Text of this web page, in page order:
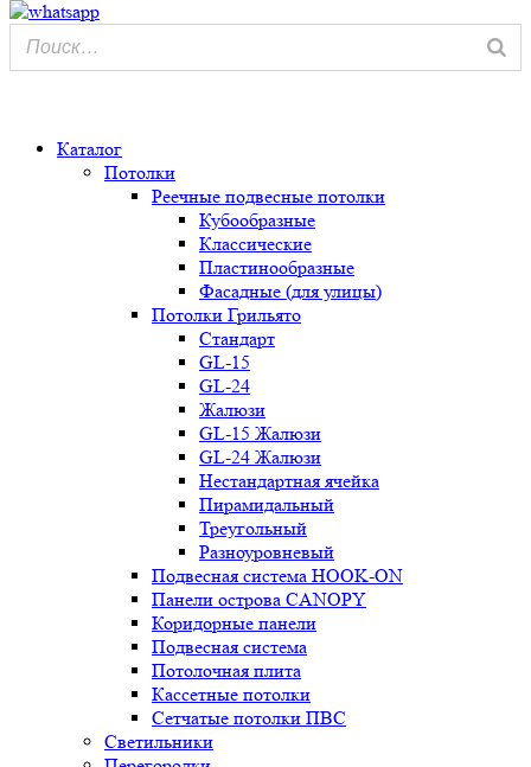
Каталог
Потолки
Реечные подвесные потолки
Кубообразные
Классические
Пластинообразные
Фасадные (для улицы)
Потолки Грильято
Стандарт
GL-15
GL-24
Жалюзи
GL-15 Жалюзи
GL-24 Жалюзи
Нестандартная ячейка
Пирамидальный
Треугольный
Разноуровневый
Подвесная система HOOK-ON
Панели острова CANOPY
Коридорные панели
Подвесная система
Потолочная плита
Кассетные потолки
Сетчатые потолки ПВС
Светильники